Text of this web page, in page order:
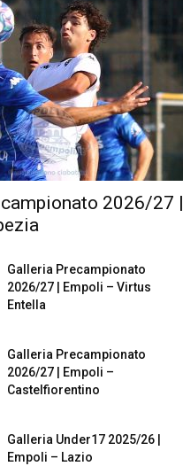
2026/27 |
Galleria Precampionato
2026/27 | Empoli – Virtus
Entella
Galleria Precampionato
2026/27 | Empoli –
Castelfiorentino
Galleria Under17 2025/26 |
Empoli – Lazio